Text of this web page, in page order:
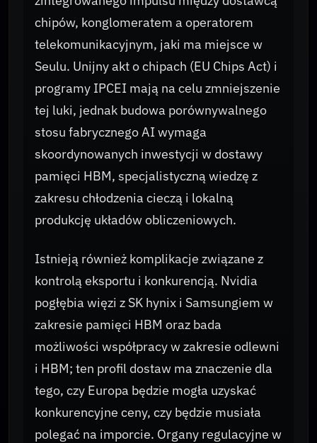
chipów, konglomeratem a operatorem
telekomunikacyjnym, jaki ma miejsce w
Seulu. Unijny akt o chipach (EU Chips Act) i
programy IPCEI mają na celu zmniejszenie
tej luki, jednak budowa porównywalnego
stosu fabrycznego AI wymaga
skoordynowanych inwestycji w dostawy
pamięci HBM, specjalistyczną wiedzę z
zakresu chłodzenia cieczą i lokalną
produkcję układów obliczeniowych.
Istnieją również komplikacje związane z
kontrolą eksportu i konkurencją. Nvidia
pogłębia więzi z SK hynix i Samsungiem w
zakresie pamięci HBM oraz bada
możliwości współpracy w zakresie odlewni
i HBM; ten profil dostaw ma znaczenie dla
tego, czy Europa będzie mogła uzyskać
konkurencyjne ceny, czy będzie musiała
polegać na imporcie. Organy regulacyjne w